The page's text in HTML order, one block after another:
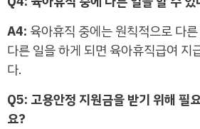
A4: 육아휴직 중에는 원칙적으로 다
다른 일을 하게 되면 육아휴직급여 지
다.
Q5: 고용안정 지원금을 받기 위해 필
요?